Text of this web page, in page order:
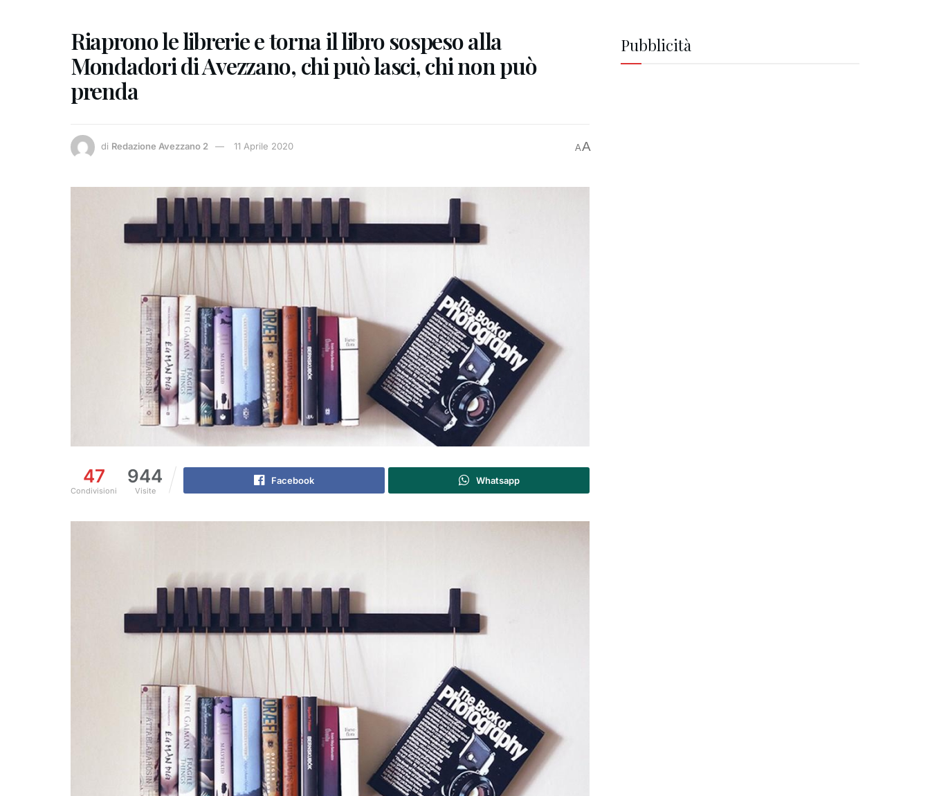
Riaprono le librerie e torna il libro sospeso alla
Mondadori di Avezzano, chi può lasci, chi non può
prenda
di Redazione Avezzano 2 11 Aprile 2020 AA
47
Condivisioni
944
Visite
Facebook Whatsapp
Pubblicità